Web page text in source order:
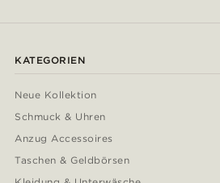
KATEGORIEN
Neue Kollektion
Schmuck & Uhren
Anzug Accessoires
Taschen & Geldbörsen